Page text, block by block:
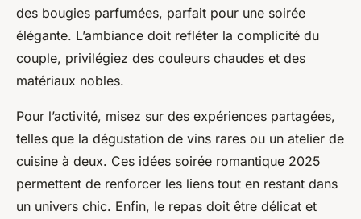
des bougies parfumées, parfait pour une soirée
élégante. L’ambiance doit refléter la complicité du
couple, privilégiez des couleurs chaudes et des
matériaux nobles.
Pour l’activité, misez sur des expériences partagées,
telles que la dégustation de vins rares ou un atelier de
cuisine à deux. Ces idées soirée romantique 2025
permettent de renforcer les liens tout en restant dans
un univers chic. Enfin, le repas doit être délicat et